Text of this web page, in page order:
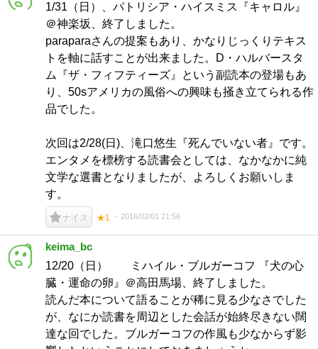
1/31（日）、パトリシア・ハイスミス『キャロル』
＠神楽坂、終了しました。
paraparaさんの提案もあり、かなりじっくりテキス
トを軸に話すことが出来ました。D・ハルバースタ
ム『ザ・フィフティーズ』という副読本の登場もあ
り、50sアメリカの風俗への興味も掻き立てられる作
品でした。
次回は2/28(日)、滝口悠生『死んでいない者』です。
エンタメを標榜する読書会としては、なかなかに純
文学な選書となりましたが、よろしくお願いしま
す。
ナイス ★1 2016/02/01 21:56
keima_bc
12/20（日） ミハイル・ブルガーコフ 『犬の心
臓・運命の卵』＠高田馬場、終了しました。
読んだ本について語ることが稀に見る少なさでした
が、なにか読書を周辺とした会話が始終尽きない闊
達な回でした。ブルガーコフの作風も少なからず影